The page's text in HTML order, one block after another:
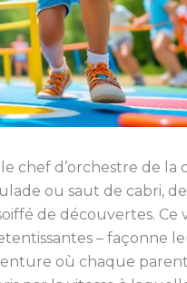
chef d’orchestre de la
ou saut de cabri,
de découvertes. Ce
– façonne
où chaque